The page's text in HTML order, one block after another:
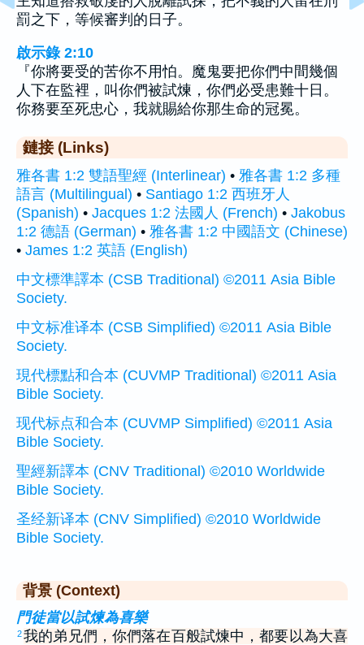
罰之下，等候審判的日子。
啟示錄 2:10
『你將要受的苦你不用怕。魔鬼要把你們中間幾個
人下在監裡，叫你們被試煉，你們必受患難十日。
你務要至死忠心，我就賜給你那生命的冠冕。
鏈接 (Links)
雅各書 1:2 雙語聖經 (Interlinear) • 雅各書 1:2 多種
語言 (Multilingual) • Santiago 1:2 西班牙人
(Spanish) • Jacques 1:2 法國人 (French) • Jakobus
1:2 德語 (German) • 雅各書 1:2 中國語文 (Chinese)
• James 1:2 英語 (English)
中文標準譯本 (CSB Traditional) ©2011 Asia Bible
Society.
中文标准译本 (CSB Simplified) ©2011 Asia Bible
Society.
現代標點和合本 (CUVMP Traditional) ©2011 Asia
Bible Society.
现代标点和合本 (CUVMP Simplified) ©2011 Asia
Bible Society.
聖經新譯本 (CNV Traditional) ©2010 Worldwide
Bible Society.
圣经新译本 (CNV Simplified) ©2010 Worldwide
Bible Society.
背景 (Context)
門徒當以試煉為喜樂
2我的弟兄們，你們落在百般試煉中，都要以為大喜